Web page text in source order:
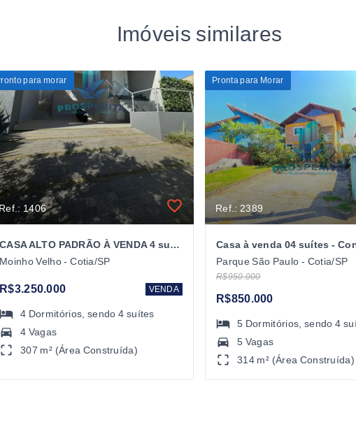
Imóveis similares
para morar
Ref.: 1406
CASA ALTO PADRÃO À VENDA 4 suítes - Cond. Vintage - Cotia/SP
Moinho Velho - Cotia/SP
R$3.250.000 VENDA
4 Dormitórios , sendo4 suítes
4 Vagas
307 m² (Área Construída)
Pronta para Morar
Ref.: 2389
Parque São Paulo - Cotia/SP
R$950.000
R$850.000
5 Dormitórios , sendo4
5 Vagas
314 m² (Área Construída)